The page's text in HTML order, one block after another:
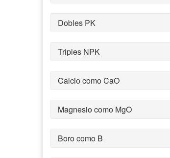
Dobles PK
Triples NPK
Calcio como CaO
Magnesio como MgO
Boro como B